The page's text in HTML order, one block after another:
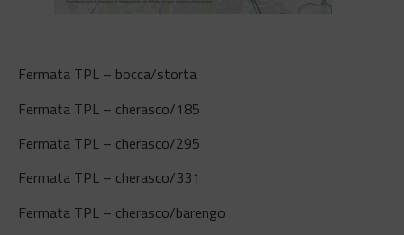
Fermata TPL – bocca/storta
Fermata TPL – cherasco/185
Fermata TPL – cherasco/295
Fermata TPL – cherasco/331
Fermata TPL – cherasco/barengo